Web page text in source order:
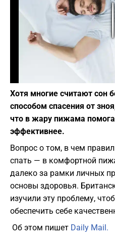
Хотя многие считают сон
способом спасения от
что в жару пижама
эффективнее.
Вопрос о том, в чем
спать — в комфортной
далеко за рамки личных
основы здоровья.
изучили эту проблему,
обеспечить себе
Об этом пишет Daily Mail.